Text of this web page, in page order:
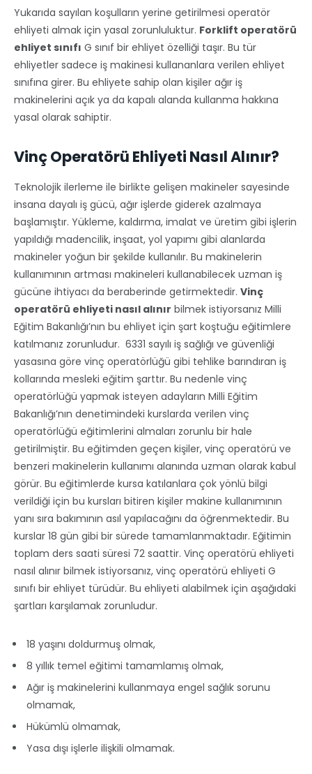
Yukarıda sayılan koşulların yerine getirilmesi operatör
ehliyeti almak için yasal zorunluluktur. Forklift operatörü
ehliyet sınıfı G sınıf bir ehliyet özelliği taşır. Bu tür
ehliyetler sadece iş makinesi kullananlara verilen ehliyet
sınıfına girer. Bu ehliyete sahip olan kişiler ağır iş
makinelerini açık ya da kapalı alanda kullanma hakkına
yasal olarak sahiptir.
Vinç Operatörü Ehliyeti Nasıl Alınır?
Teknolojik ilerleme ile birlikte gelişen makineler sayesinde
insana dayalı iş gücü, ağır işlerde giderek azalmaya
başlamıştır. Yükleme, kaldırma, imalat ve üretim gibi işlerin
yapıldığı madencilik, inşaat, yol yapımı gibi alanlarda
makineler yoğun bir şekilde kullanılır. Bu makinelerin
kullanımının artması makineleri kullanabilecek uzman iş
gücüne ihtiyacı da beraberinde getirmektedir. Vinç
operatörü ehliyeti nasıl alınır bilmek istiyorsanız Milli
Eğitim Bakanlığı’nın bu ehliyet için şart koştuğu eğitimlere
katılmanız zorunludur. 6331 sayılı iş sağlığı ve güvenliği
yasasına göre vinç operatörlüğü gibi tehlike barındıran iş
kollarında mesleki eğitim şarttır. Bu nedenle vinç
operatörlüğü yapmak isteyen adayların Milli Eğitim
Bakanlığı’nın denetimindeki kurslarda verilen vinç
operatörlüğü eğitimlerini almaları zorunlu bir hale
getirilmiştir. Bu eğitimden geçen kişiler, vinç operatörü ve
benzeri makinelerin kullanımı alanında uzman olarak kabul
görür. Bu eğitimlerde kursa katılanlara çok yönlü bilgi
verildiği için bu kursları bitiren kişiler makine kullanımının
yanı sıra bakımının asıl yapılacağını da öğrenmektedir. Bu
kurslar 18 gün gibi bir sürede tamamlanmaktadır. Eğitimin
toplam ders saati süresi 72 saattir. Vinç operatörü ehliyeti
nasıl alınır bilmek istiyorsanız, vinç operatörü ehliyeti G
sınıfı bir ehliyet türüdür. Bu ehliyeti alabilmek için aşağıdaki
şartları karşılamak zorunludur.
18 yaşını doldurmuş olmak,
8 yıllık temel eğitimi tamamlamış olmak,
Ağır iş makinelerini kullanmaya engel sağlık sorunu
olmamak,
Hükümlü olmamak,
Yasa dışı işlerle ilişkili olmamak.